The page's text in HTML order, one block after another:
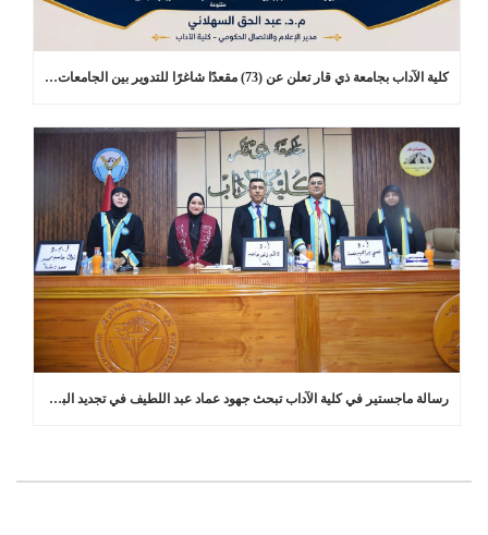
كلية الآداب بجامعة ذي قار تعلن عن (73) مقعدًا شاغرًا للتدوير بين الجامعات في برامج الدراسات العليا
رسالة ماجستير في كلية الآداب تبحث جهود عماد عبد اللطيف في تجديد البلاغة العربية